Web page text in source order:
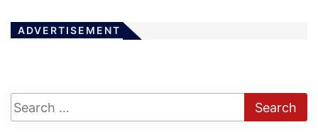
ADVERTISEMENT